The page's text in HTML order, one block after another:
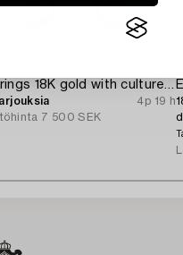
Earrings 18K gold with cultured freshwater pearls and brilliant-cut diamonds.
4p 19 h
7 500 SEK